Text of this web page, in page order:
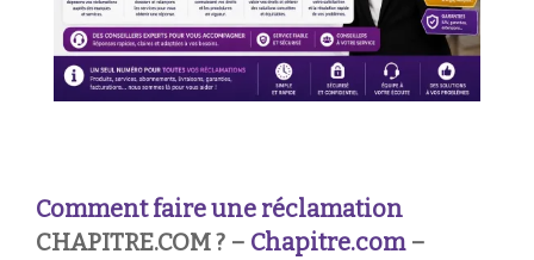
Comment faire une réclamation
CHAPITRE.COM ? – Chapitre.com–